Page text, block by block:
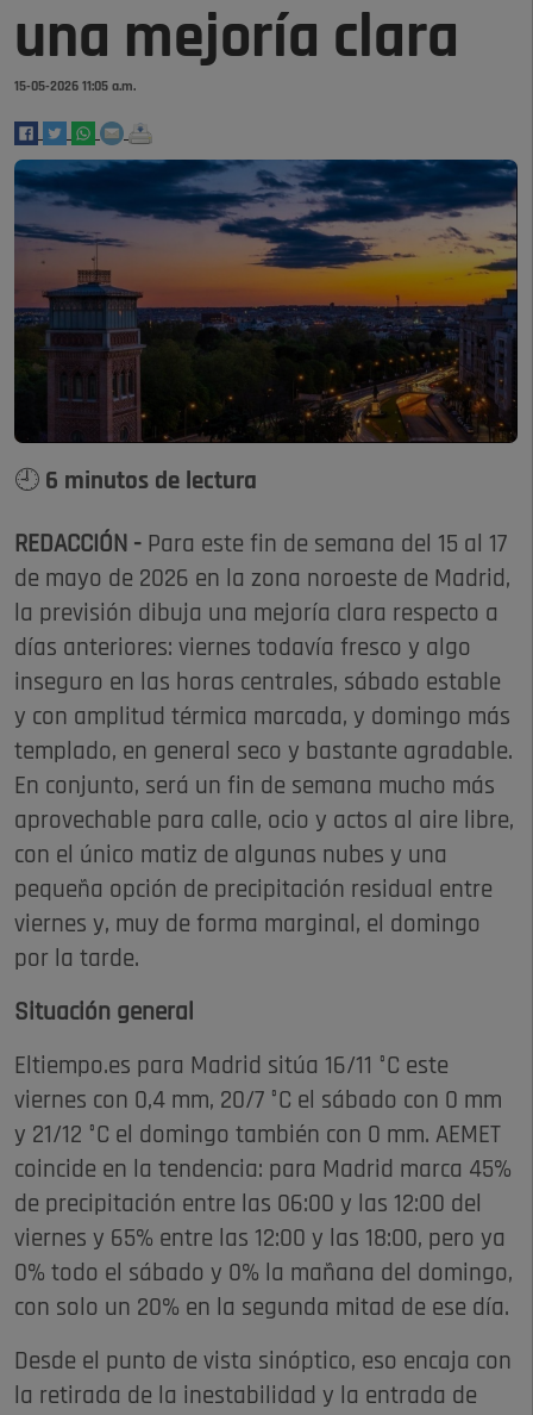
una mejoría clara
15-05-2026 11:05 a.m.
🕘 6 minutos de lectura
REDACCIÓN - Para este fin de semana del 15 al 17
de mayo de 2026 en la zona noroeste de Madrid,
la previsión dibuja una mejoría clara respecto a
días anteriores: viernes todavía fresco y algo
inseguro en las horas centrales, sábado estable
y con amplitud térmica marcada, y domingo más
templado, en general seco y bastante agradable.
En conjunto, será un fin de semana mucho más
aprovechable para calle, ocio y actos al aire libre,
con el único matiz de algunas nubes y una
pequeña opción de precipitación residual entre
viernes y, muy de forma marginal, el domingo
por la tarde.
Situación general
Eltiempo.es para Madrid sitúa 16/11 °C este
viernes con 0,4 mm, 20/7 °C el sábado con 0 mm
y 21/12 °C el domingo también con 0 mm. AEMET
coincide en la tendencia: para Madrid marca 45%
de precipitación entre las 06:00 y las 12:00 del
viernes y 65% entre las 12:00 y las 18:00, pero ya
0% todo el sábado y 0% la mañana del domingo,
con solo un 20% en la segunda mitad de ese día.
Desde el punto de vista sinóptico, eso encaja con
la retirada de la inestabilidad y la entrada de